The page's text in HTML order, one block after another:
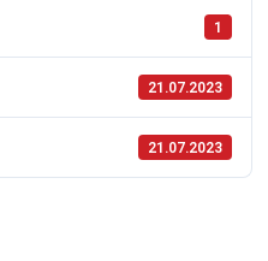
1
21.07.2023
21.07.2023